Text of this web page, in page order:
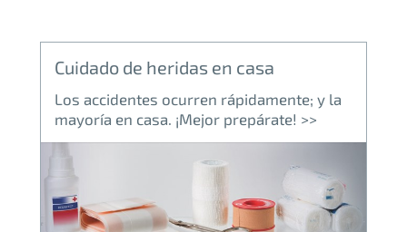
Cuidado de heridas en casa
Los accidentes ocurren rápidamente; y la
mayoría en casa. ¡Mejor prepárate! >>